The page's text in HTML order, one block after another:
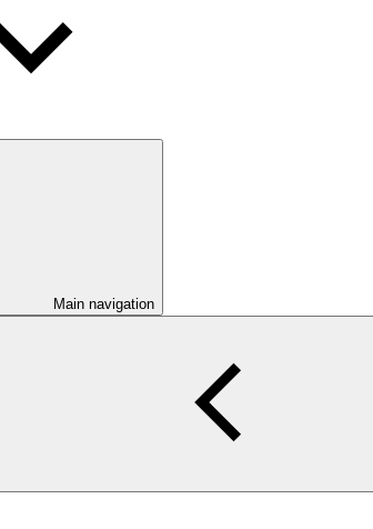
Main navigation